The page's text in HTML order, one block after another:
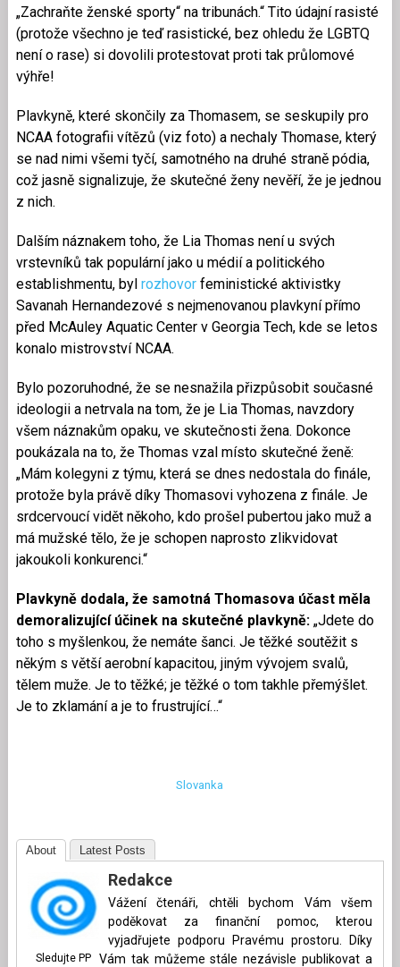
„Zachraňte ženské sporty“ na tribunách.“ Tito údajní rasisté
(protože všechno je teď rasistické, bez ohledu že LGBTQ
není o rase) si dovolili protestovat proti tak průlomové
výhře!
Plavkyně, které skončily za Thomasem, se seskupily pro
NCAA fotografii vítězů (viz foto) a nechaly Thomase, který
se nad nimi všemi tyčí, samotného na druhé straně pódia,
což jasně signalizuje, že skutečné ženy nevěří, že je jednou
z nich.
Dalším náznakem toho, že Lia Thomas není u svých
vrstevníků tak populární jako u médií a politického
establishmentu, byl rozhovorfeministické aktivistky
Savanah Hernandezové s nejmenovanou plavkyní přímo
před McAuley Aquatic Center v Georgia Tech, kde se letos
konalo mistrovství NCAA.
Bylo pozoruhodné, že se nesnažila přizpůsobit současné
ideologii a netrvala na tom, že je Lia Thomas, navzdory
všem náznakům opaku, ve skutečnosti žena. Dokonce
poukázala na to, že Thomas vzal místo skutečné ženě:
„Mám kolegyni z týmu, která se dnes nedostala do finále,
protože byla právě díky Thomasovi vyhozena z finále. Je
srdcervoucí vidět někoho, kdo prošel pubertou jako muž a
má mužské tělo, že je schopen naprosto zlikvidovat
jakoukoli konkurenci.“
Plavkyně dodala, že samotná Thomasova účast měla
demoralizující účinek na skutečné plavkyně:„Jdete do
toho s myšlenkou, že nemáte šanci. Je těžké soutěžit s
někým s větší aerobní kapacitou, jiným vývojem svalů,
tělem muže. Je to těžké; je těžké o tom takhle přemýšlet.
Je to zklamání a je to frustrující…“
Slovanka
About Latest Posts
Sledujte PP
Redakce
Vážení čtenáři, chtěli bychom Vám všem
poděkovat za finanční pomoc, kterou
vyjadřujete podporu Pravému prostoru. Díky
Vám tak můžeme stále nezávisle publikovat a